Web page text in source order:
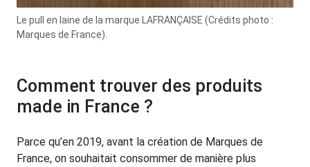
Le pull en laine de la marque LAFRANÇAISE (Crédits photo :
Marques de France).
Comment trouver des produits
made in France ?
Parce qu’en 2019, avant la création de Marques de
France, on souhaitait consommer de manière plus